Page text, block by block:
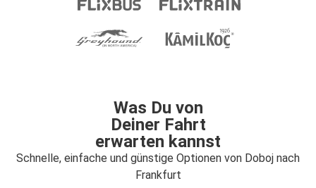
Was Du von
Deiner Fahrt
erwarten kannst
Schnelle, einfache und günstige Optionen von Doboj nach
Frankfurt